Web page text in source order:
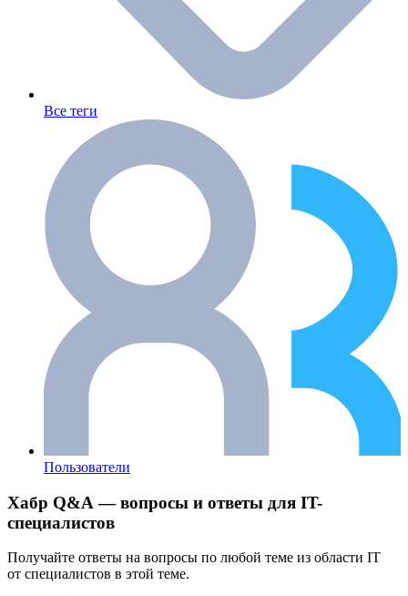
Все теги
Пользователи
Хабр Q&A — вопросы и ответы для IT-
специалистов
Получайте ответы на вопросы по любой теме из области IT
от специалистов в этой теме.